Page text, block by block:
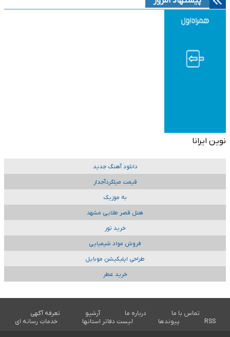
نوین ایرانا
دانلود آهنگ جدید
قیمت میلگردآجدار
به موزیک
هتل قصر طلایی مشهد
خرید تور
فروش مواد شیمیایی
طراحی اپلیکیشن موبایل
خرید عطر
تماس با ما درباره ما آرشیو
تعرفه آگهی
RSS
پیوندها لیست دفاتر استانها خدمات رسانه ای